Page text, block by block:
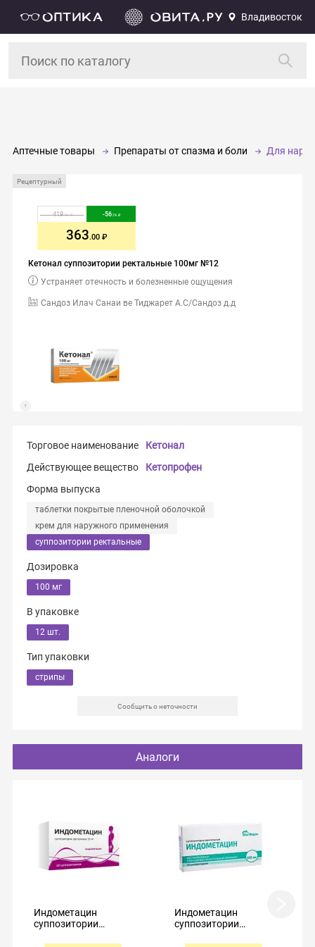
Владивосток
Аптечные товары Препараты от спазма и боли Для
Рецептурный
Кетонал суппозитории ректальные 100мг №12
Сандоз Илач Санаи ве Тиджарет А.С/Сандоз д.д
Устраняет отечность и болезненные ощущения
419.74 -56.74
363.00
Торговое наименование
Кетонал
Действующее вещество
Кетопрофен
Форма выпуска
таблетки покрытые пленочной оболочкой
крем для наружного применения
суппозитории ректальные
Дозировка
100 мг
В упаковке
12 шт.
Тип упаковки
стрипы
Сообщить о неточности
Аналоги
Индометацин
суппозитории
Индометацин
суппозитории